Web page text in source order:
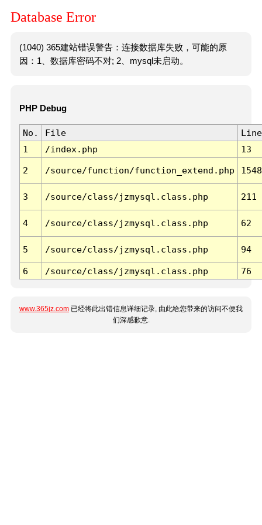
Database Error
(1040) 365建站错误警告：连接数据库失败，可能的原
因：1、数据库密码不对; 2、mysql未启动。
PHP Debug
No. File
Line
1
/index.php 13
2 /source/function/function_extend.php 1548
3 /source/class/jzmysql.class.php 211
4 /source/class/jzmysql.class.php 62
5 /source/class/jzmysql.class.php 94
6 /source/class/jzmysql.class.php 76
www.365jz.com 已经将此出错信息详细记录, 由此给您带来的访问不便我
们深感歉意.